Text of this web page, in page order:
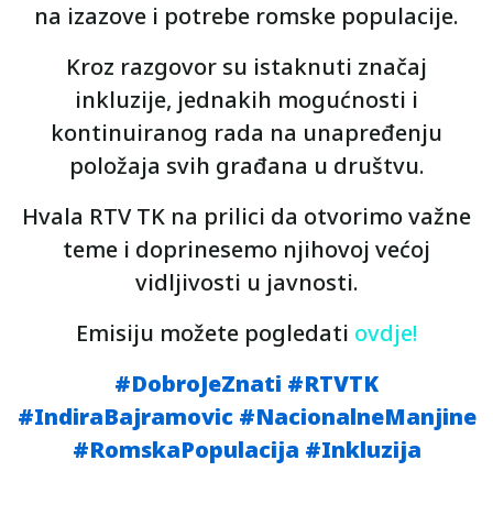
na izazove i potrebe romske populacije.
Kroz razgovor su istaknuti značaj
inkluzije, jednakih mogućnosti i
kontinuiranog rada na unapređenju
položaja svih građana u društvu.
Hvala RTV TK na prilici da otvorimo važne
teme i doprinesemo njihovoj većoj
vidljivosti u javnosti.
Emisiju možete pogledati ovdje!
#DobroJeZnati #RTVTK
#IndiraBajramovic #NacionalneManjine
#RomskaPopulacija #Inkluzija